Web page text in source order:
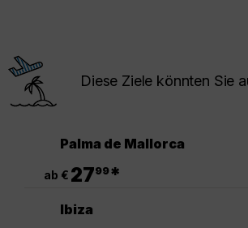
Diese Ziele könnten Sie
Palma de Mallorca
ab € 2799*
Ibiza